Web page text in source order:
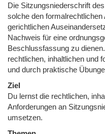
Die Sitzungsniederschrift
solche den
gerichtlichen
Nachweis für eine
Beschlussfassung zu
rechtlichen, inhaltlichen und
und durch praktische
Ziel
Du lernst die rechtlichen,
Anforderungen an
umsetzen.